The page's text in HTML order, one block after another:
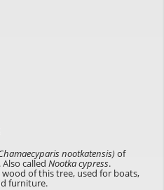
nootkatensis)of
called Nootka cypress.
of this tree, used for boats,
furniture.